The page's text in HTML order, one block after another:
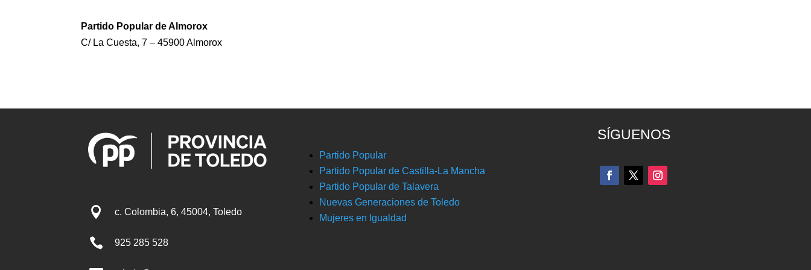
Partido Popular de Almorox
C/ La Cuesta, 7 – 45900 Almorox
 c. Colombia, 6, 45004, Toledo
 925 285 528
Partido Popular
Partido Popular de Castilla-La Mancha
Partido Popular de Talavera
Nuevas Generaciones de Toledo
Mujeres en Igualdad
SÍGUENOS